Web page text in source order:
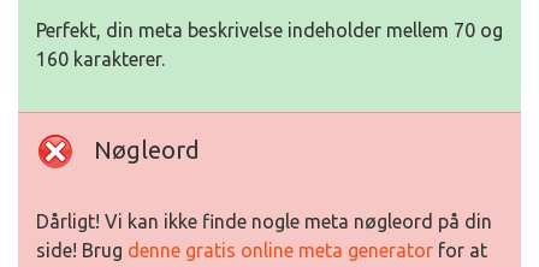
Perfekt, din meta beskrivelse indeholder mellem 70 og
160 karakterer.
Nøgleord
Dårligt! Vi kan ikke finde nogle meta nøgleord på din
side! Brug denne gratis online meta generator for at